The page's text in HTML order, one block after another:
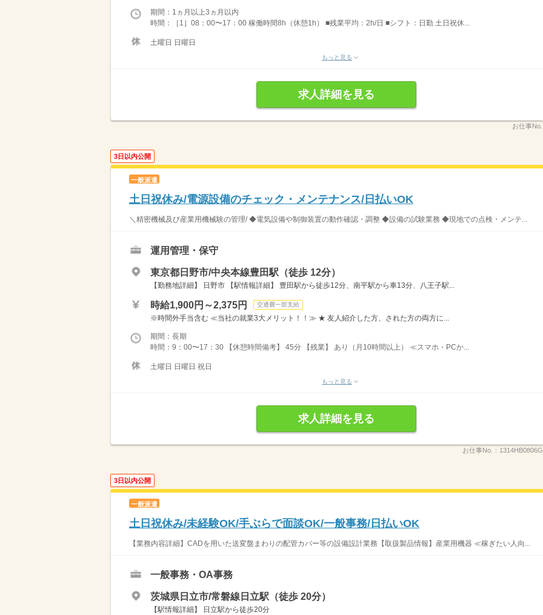
期間：1ヵ月以上3ヵ月以内
時間：［1］08：00〜17：00 稼働時間8h（休憩1h） ■残業平均：2h/日 ■シフト：日勤 土日祝休...
土曜日 日曜日
もっと見る
求人詳細を見る
お仕事No.
3日以内公開
一般派遣
土日祝休み/電源設備のチェック・メンテナンス/日払いOK
＼精密機械及び産業用機械験の管理/ ◆電気設備や制御装置の動作確認・調整 ◆設備の試験業務 ◆現地での点検・メンテ...
運用管理・保守
東京都日野市/中央本線豊田駅（徒歩 12分）
【勤務地詳細】 日野市 【駅情報詳細】 豊田駅から徒歩12分、南平駅から車13分、八王子駅...
時給1,900円～2,375円 交通費一部支給
※時間外手当含む ≪当社の就業3大メリット！！≫ ★ 友人紹介した方、された方の両方に...
期間：長期
時間：9：00〜17：30 【休憩時間備考】 45分 【残業】 あり（月10時間以上） ≪スマホ・PCか...
土曜日 日曜日 祝日
もっと見る
求人詳細を見る
お仕事No.：
3日以内公開
一般派遣
土日祝休み/未経験OK/手ぶらで面談OK/一般事務/日払いOK
【業務内容詳細】CADを用いた送変盤まわりの配管カバー等の設備設計業務【取扱製品情報】産業用機器 ≪稼ぎたい人向...
一般事務・OA事務
茨城県日立市/常磐線日立駅（徒歩 20分）
【駅情報詳細】 日立駅から徒歩20分